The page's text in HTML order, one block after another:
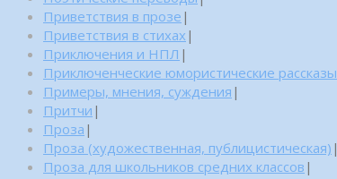
Приветствия в прозе |
Приветствия в стихах |
Приключения и НПЛ |
Приключенческие юмористические рассказы
Примеры, мнения, суждения |
Притчи |
Проза |
Проза (художественная, публицистическая) |
Проза для школьников средних классов |